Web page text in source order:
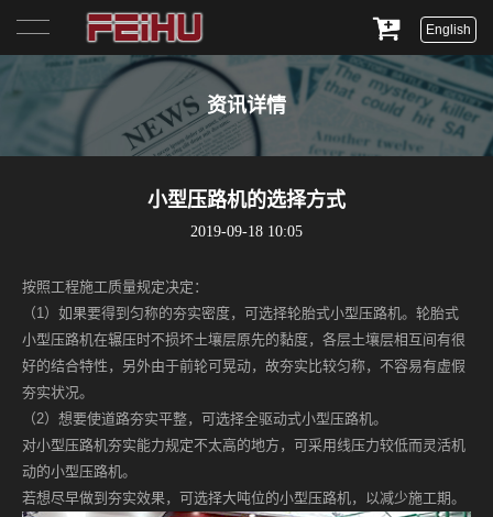
English
资讯详情
小型压路机的选择方式
2019-09-18 10:05
按照工程施工质量规定决定：
（1）如果要得到匀称的夯实密度，可选择轮胎式小型压路机。轮胎式
小型压路机在辗压时不损坏土壤层原先的黏度，各层土壤层相互间有很
好的结合特性，另外由于前轮可晃动，故夯实比较匀称，不容易有虚假
夯实状况。
（2）想要使道路夯实平整，可选择全驱动式小型压路机。
对小型压路机夯实能力规定不太高的地方，可采用线压力较低而灵活机
动的小型压路机。
若想尽早做到夯实效果，可选择大吨位的小型压路机，以减少施工期。
关于我们
新闻资讯
联系我们